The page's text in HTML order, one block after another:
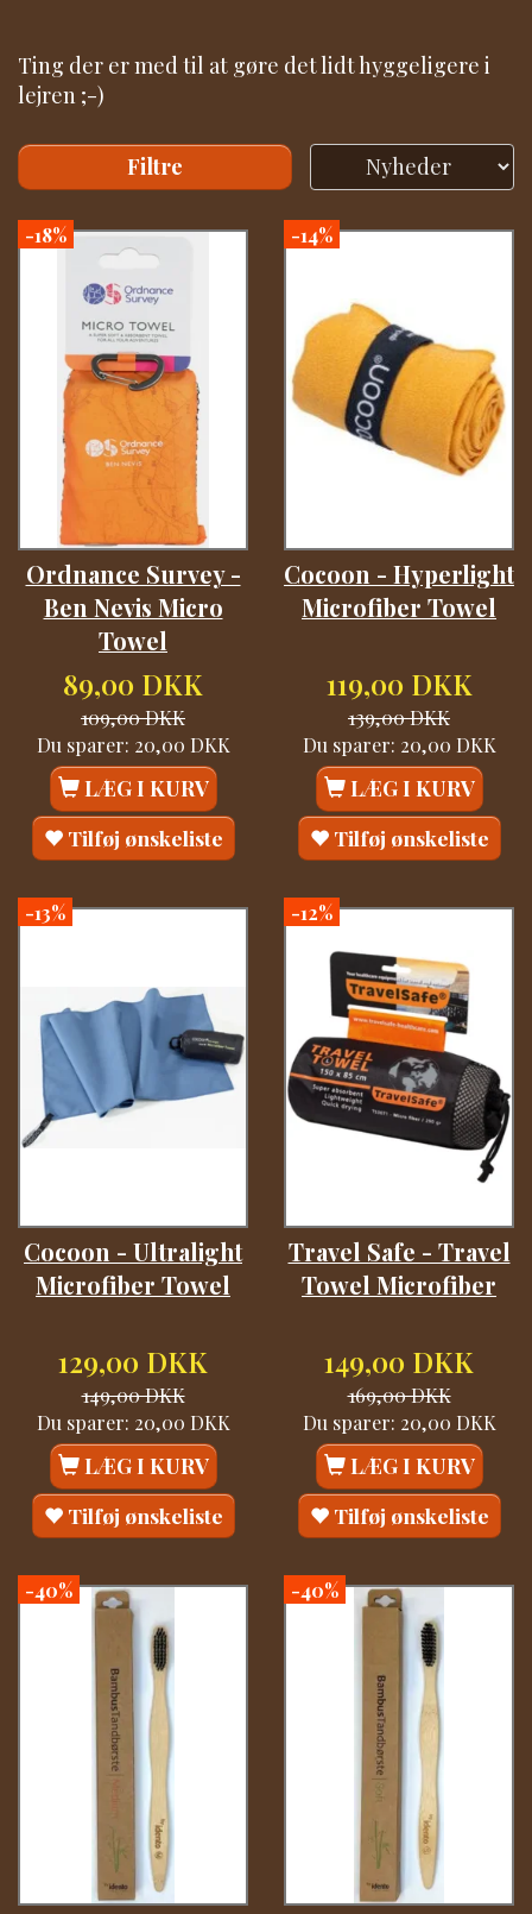
Ting der er med til at gøre det lidt hyggeligere i
lejren ;-)
Filtre
-18%
Ordnance Survey -
Ben Nevis Micro
Towel
89,00 DKK
109,00 DKK
Du sparer: 20,00 DKK
LÆG I KURV
Tilføj ønskeliste
-14%
Cocoon - Hyperlight
Microfiber Towel
119,00 DKK
139,00 DKK
Du sparer: 20,00 DKK
LÆG I KURV
Tilføj ønskeliste
-13%
Cocoon - Ultralight
Microfiber Towel
129,00 DKK
149,00 DKK
Du sparer: 20,00 DKK
LÆG I KURV
Tilføj ønskeliste
-12%
Travel Safe - Travel
Towel Microfiber
149,00 DKK
169,00 DKK
Du sparer: 20,00 DKK
LÆG I KURV
Tilføj ønskeliste
-40% -40%